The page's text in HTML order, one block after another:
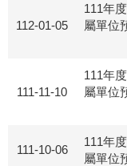
112-01-05
111年
屬單位
111-11-10
111年
屬單位
111-10-06
111年
屬單位